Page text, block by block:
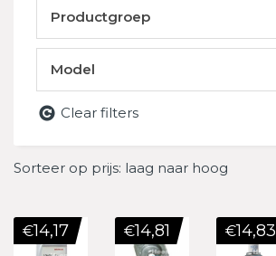
Productgroep
Model
Clear filters
Sorteer op prijs: laag naar hoog
€14,17 €14,81 €14,83